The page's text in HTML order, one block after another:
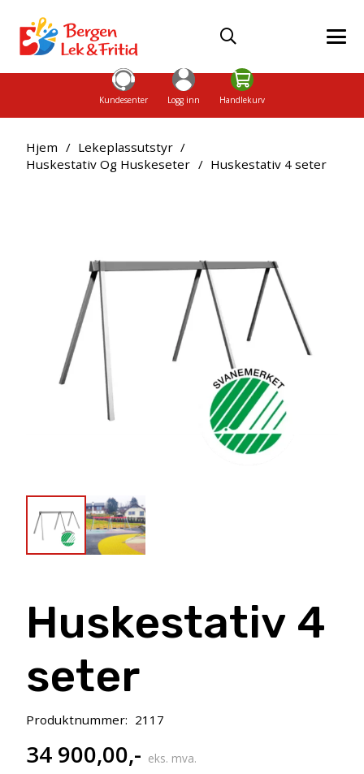
Kundesenter Logg inn Handlekurv
Hjem / Lekeplassutstyr /
Huskestativ Og Huskeseter / Huskestativ 4 seter
Huskestativ 4
seter
Produktnummer: 2117
34 900,00,- eks. mva.